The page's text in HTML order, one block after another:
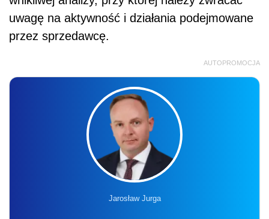
uwagę na aktywność i działania podejmowane
przez sprzedawcę.
AUTOPROMOCJA
Jarosław Jurga